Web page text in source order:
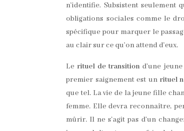
n’identifie. Subsistent seulement
obligations sociales comme le
spécifique pour marquer le
au clair sur ce qu’on attend d’eux.
Le rituel de transition d’une
premier saignement est un rituel
que tel. La vie de la jeune fille
femme. Elle devra reconnaître,
mûrir. Il ne s’agit pas d’un